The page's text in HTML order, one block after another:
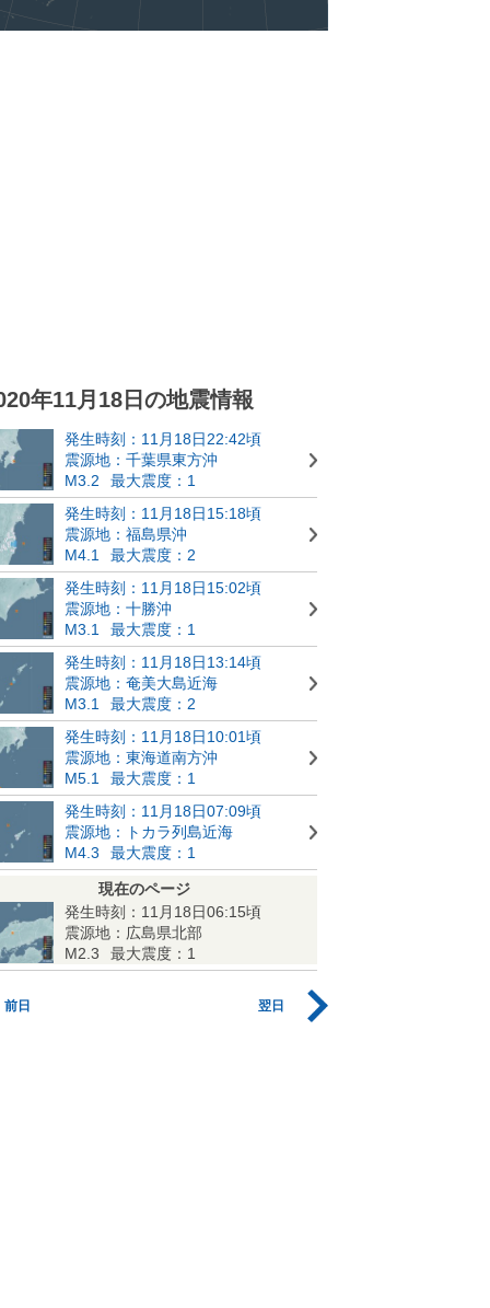
年11月18日の地震情報
発生時刻：11月18日22:42頃
震源地：千葉県東方沖
M3.2
最大震度：1
発生時刻：11月18日15:18頃
震源地：福島県沖
M4.1
最大震度：2
発生時刻：11月18日15:02頃
震源地：十勝沖
M3.1
最大震度：1
発生時刻：11月18日13:14頃
震源地：奄美大島近海
M3.1
最大震度：2
発生時刻：11月18日10:01頃
震源地：東海道南方沖
M5.1
最大震度：1
発生時刻：11月18日07:09頃
震源地：トカラ列島近海
M4.3
最大震度：1
現在のページ
発生時刻：11月18日06:15頃
震源地：広島県北部
M2.3
最大震度：1
前日 翌日